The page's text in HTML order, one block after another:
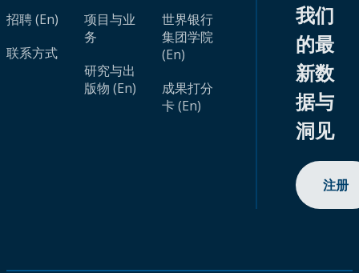
招聘 (En)
联系方式
项目与业
务
研究与出
版物 (En)
世界银行
集团学院
(En)
成果打分
卡 (En)
我们
的最
新数
据与
洞见
注册